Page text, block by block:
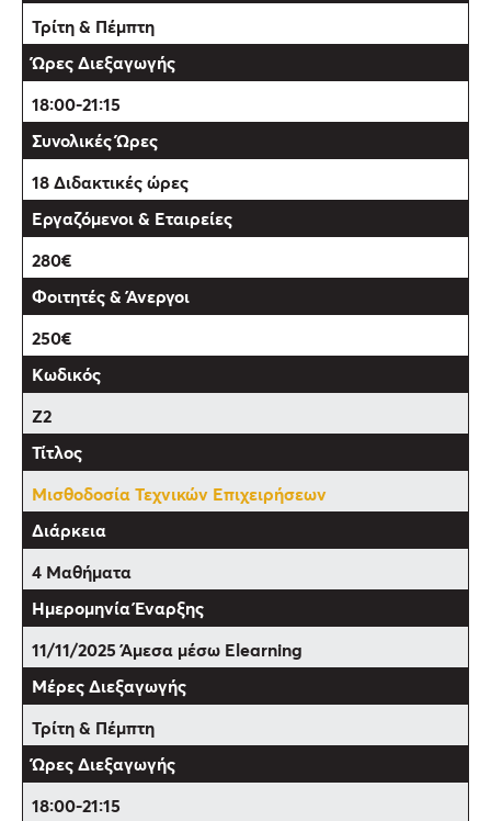
Τρίτη & Πέμπτη
18:00-21:15
18 Διδακτικές ώρες
280€
250€
Z2
Μισθοδοσία Τεχνικών Επιχειρήσεων
4 Μαθήματα
11/11/2025 Άμεσα μέσω Elearning
Τρίτη & Πέμπτη
18:00-21:15